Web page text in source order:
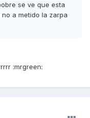
se ve que esta
a metido la zarpa
:mrgreen: